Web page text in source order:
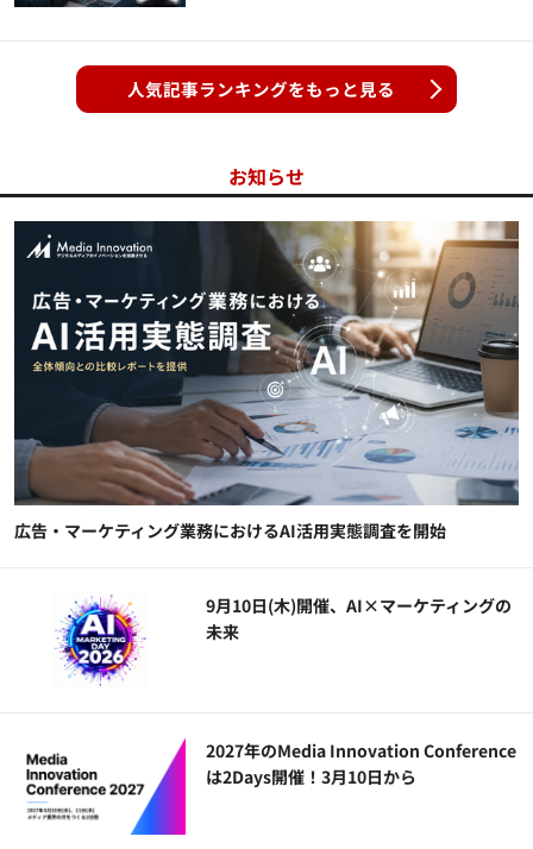
人気記事ランキングをもっと見る
お知らせ
広告・マーケティング業務におけるAI活用実態調査を開始
9月10日(木)開催、AI×マーケティングの
未来
2027年のMedia Innovation Conference
は2Days開催！3月10日から